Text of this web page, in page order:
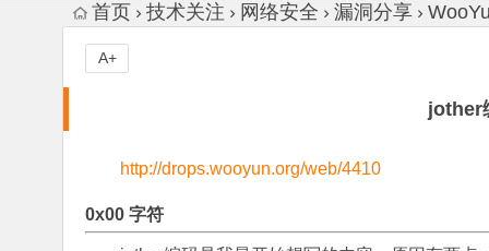
网络安全研究、网络各种猎奇八卦。
首页 技术关注 网络安全 漏洞分享
jother
A+
http://drops.wooyun.org/web/4410
0x00 字符